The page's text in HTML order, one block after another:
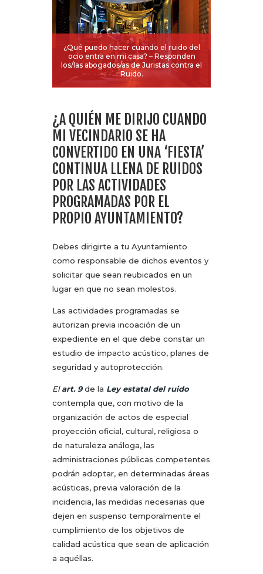
¿Qué puedo hacer cuando el ruido del
ocio entra en mi casa? – Responden
los/las abogados/as de Juristas contra el
Ruido.
¿A QUIÉN ME DIRIJO CUANDO
MI VECINDARIO SE HA
CONVERTIDO EN UNA ‘FIESTA’
CONTINUA LLENA DE RUIDOS
POR LAS ACTIVIDADES
PROGRAMADAS POR EL
PROPIO AYUNTAMIENTO?
Debes dirigirte a tu Ayuntamiento
como responsable de dichos eventos y
solicitar que sean reubicados en un
lugar en que no sean molestos.
Las actividades programadas se
autorizan previa incoación de un
expediente en el que debe constar un
estudio de impacto acústico, planes de
seguridad y autoprotección.
Elart. 9 de la Ley estatal del ruido
contempla que, con motivo de la
organización de actos de especial
proyección oficial, cultural, religiosa o
de naturaleza análoga, las
administraciones públicas competentes
podrán adoptar, en determinadas áreas
acústicas, previa valoración de la
incidencia, las medidas necesarias que
dejen en suspenso temporalmente el
cumplimiento de los objetivos de
calidad acústica que sean de aplicación
a aquéllas.